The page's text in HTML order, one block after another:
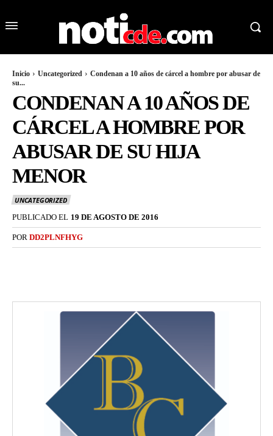
Inicio Uncategorized
Condenan a 10 años de cárcel a hombre por abusar de
su...
CONDENAN A 10 AÑOS DE
CÁRCEL A HOMBRE POR
ABUSAR DE SU HIJA
MENOR
UNCATEGORIZED
PUBLICADO EL 19 DE AGOSTO DE 2016
POR DD2PLNFHYG